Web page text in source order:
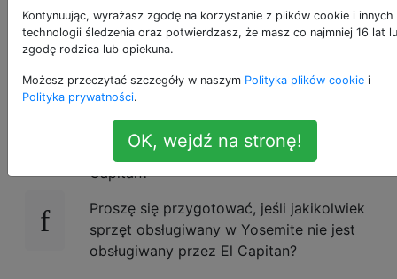
systemem OS X 10.11
El Capitan?
Czy istnieje lista oficjalnie obsługiwanych
komputerów Mac dla systemu OS X El
Capitan?
Proszę się przygotować, jeśli jakikolwiek
sprzęt obsługiwany w Yosemite nie jest
obsługiwany przez El Capitan?
Kontynuując, wyrażasz zgodę na korzystanie z plików cookie i innych
technologii śledzenia oraz potwierdzasz, że masz co najmniej 16 lat
zgodę rodzica lub opiekuna.
Możesz przeczytać szczegóły w naszym Polityka plików cookie i
Polityka prywatności.
OK, wejdź na stronę!